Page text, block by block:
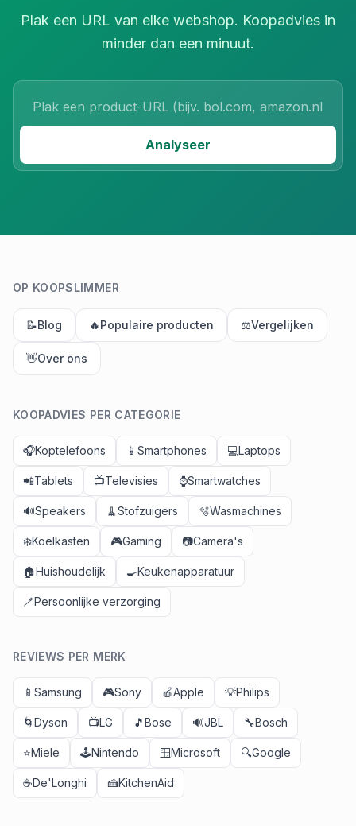
Plak een URL van elke webshop. Koopadvies in
minder dan een minuut.
Analyseer
OP KOOPSLIMMER
📝Blog 🔥Populaire producten ⚖️Vergelijken
👋Over ons
KOOPADVIES PER CATEGORIE
🎧Koptelefoons 📱 Smartphones 💻Laptops
📲Tablets 📺Televisies ⌚Smartwatches
🔊Speakers 🧹Stofzuigers 🫧Wasmachines
❄️Koelkasten 🎮Gaming 📷Camera's
🏠Huishoudelijk 🍳Keukenapparatuur
🪥Persoonlijke verzorging
REVIEWS PER MERK
📱 Samsung 🎮Sony 🍎Apple 💡Philips
🌀Dyson 📺LG 🎵Bose 🔊JBL 🔧Bosch
⭐Miele 🕹️Nintendo 🪟Microsoft 🔍Google
☕De'Longhi 🍰KitchenAid